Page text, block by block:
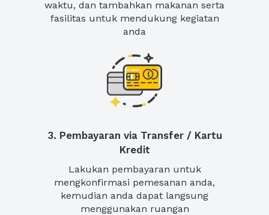
waktu, dan tambahkan makanan serta
fasilitas untuk mendukung kegiatan
anda
3. Pembayaran via Transfer / Kartu
Kredit
Lakukan pembayaran untuk
mengkonfirmasi pemesanan anda,
kemudian anda dapat langsung
menggunakan ruangan